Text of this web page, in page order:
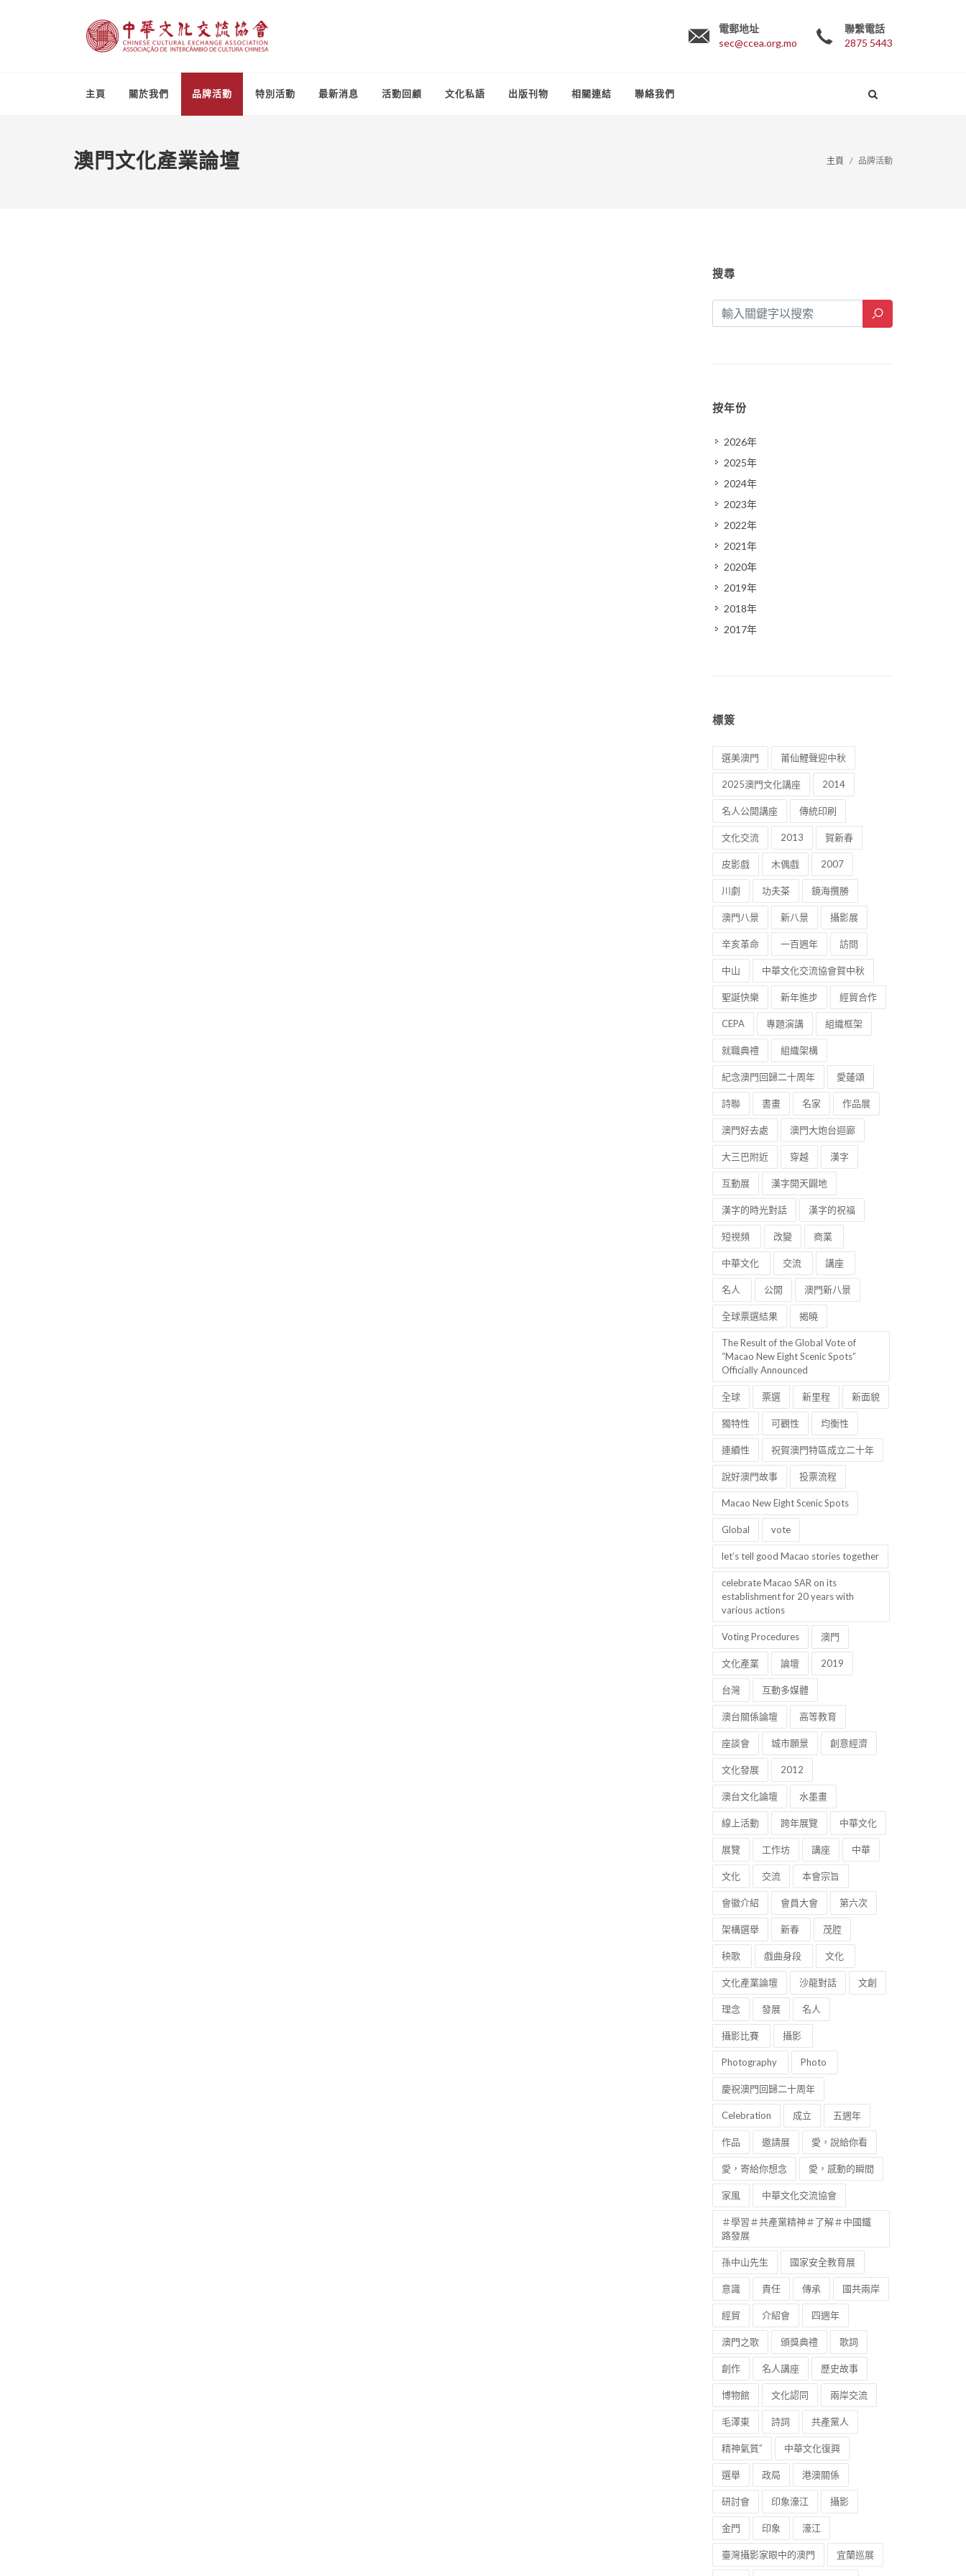
電郵地址
sec@ccea.org.mo
聯繫電話
2875 5443
主頁 關於我們 品牌活動 特別活動 最新消息 活動回顧 文化私語 出版刊物 相關連結 聯絡我們
澳門文化產業論壇 主頁 品牌活動
搜尋
按年份
2026年
2025年
2024年
2023年
2022年
2021年
2020年
2019年
2018年
2017年
標簽
選美澳門 莆仙鯉聲迎中秋
2025澳門文化講座 2014
名人公開講座 傳統印刷
文化交流 2013 賀新春
皮影戲 木偶戲 2007
川劇 功夫茶 鏡海攬勝
澳門八景 新八景 攝影展
辛亥革命 一百週年 訪問
中山 中華文化交流協會賀中秋
聖誕快樂 新年進步 經貿合作
CEPA 專題演講 組織框架
就職典禮 組織架構
紀念澳門回歸二十周年 愛蓮頌
詩聯 書畫 名家 作品展
澳門好去處 澳門大炮台迴廊
大三巴附近 穿越 漢字
互動展 漢字開天闢地
漢字的時光對話 漢字的祝福
短視頻 改變 商業
中華文化 交流 講座
名人 公開 澳門新八景
全球票選結果 揭曉
The Result of the Global Vote of
“Macao New Eight Scenic Spots”
Officially Announced
全球 票選 新里程 新面貌
獨特性 可觀性 均衡性
連續性 祝賀澳門特區成立二十年
說好澳門故事 投票流程
Macao New Eight Scenic Spots
Global vote
let’s tell good Macao stories together
celebrate Macao SAR on its
establishment for 20 years with
various actions
Voting Procedures 澳門
文化產業 論壇 2019
台灣 互動多媒體
澳台關係論壇 高等教育
座談會 城市願景 創意經濟
文化發展 2012
澳台文化論壇 水墨畫
線上活動 跨年展覽 中華文化
展覽 工作坊 講座 中華
文化 交流 本會宗旨
會徽介紹 會員大會 第六次
架構選舉 新春 茂腔
秧歌 戲曲身段 文化
文化產業論壇 沙龍對話 文創
理念 發展 名人
攝影比賽 攝影
Photography Photo
慶祝澳門回歸二十周年
Celebration 成立 五週年
作品 邀請展 愛，說給你看
愛，寄給你想念 愛，感動的瞬間
家風 中華文化交流協會
＃學習＃共產黨精神＃了解＃中國鐵
路發展
孫中山先生 國家安全教育展
意識 責任 傳承 國共兩岸
經貿 介紹會 四週年
澳門之歌 頒獎典禮 歌詞
創作 名人講座 歷史故事
博物館 文化認同 兩岸交流
毛澤東 詩詞 共產黨人
精神氣質” 中華文化復興
選舉 政局 港澳關係
研討會 印象濠江 攝影
金門 印象 濠江
臺灣攝影家眼中的澳門 宜蘭巡展